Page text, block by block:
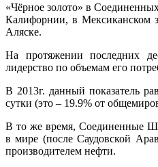
«Чёрное золото» в
Калифорнии, в Мексиканском
Аляске.
На протяжении последних
лидерство по объемам его
В 2013г. данный показатель
сутки (это – 19.9% от
В то же время, Соединенные
в мире (после Саудовской
производителем нефти.